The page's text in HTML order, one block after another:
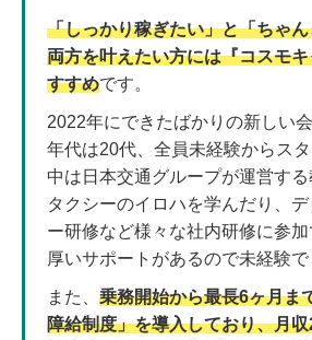
「しっかり稼ぎたい」と「ちゃ
両方を叶えたい方には『コスモ
すすめです。
2022年にできたばかりの新しい
年代は20代、全員未経験からス
中は日本交通グループが運営す
タクシーのイロハを学んだり、
ー研修など様々な社内研修に参
厚いサポートがあるので未経験で
また、 乗務開始から最長6ヶ月ま
障給制度」を導入しており、月